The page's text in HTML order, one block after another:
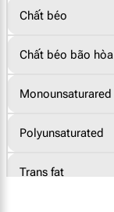
Chất béo
Chất béo bão hòa
Monounsaturared
Polyunsaturated
Trans fat